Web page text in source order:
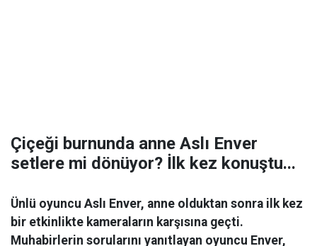
Çiçeği burnunda anne Aslı Enver
setlere mi dönüyor? İlk kez konuştu...
Ünlü oyuncu Aslı Enver, anne olduktan sonra ilk kez
bir etkinlikte kameraların karşısına geçti.
Muhabirlerin sorularını yanıtlayan oyuncu Enver,